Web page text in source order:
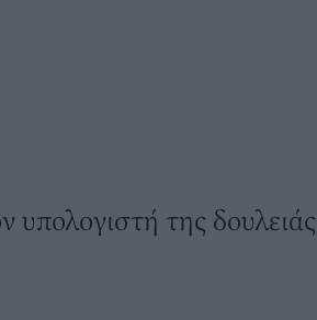
της δουλειάς